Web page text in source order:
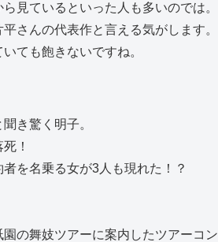
見ているといった人も多いのでは。
さんの代表作と言える気がします。
ても飽きないですね。
き驚く明子。
！
を名乗る女が3人も現れた！？
の舞妓ツアーに案内したツアーコン